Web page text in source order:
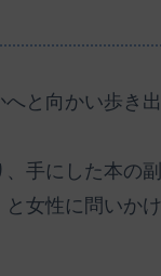
と向かい歩き出
手にした本の副
女性に問いかけ